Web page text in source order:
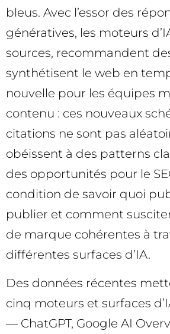
bleus. Avec l’essor des
génératives, les moteurs
sources, recommandent
synthétisent le web en
nouvelle pour les équipes
contenu : ces nouveaux
citations ne sont pas
obéissent à des patterns
des opportunités pour le
condition de savoir quoi
publier et comment
de marque cohérentes à
différentes surfaces d’IA.
Des données récentes
cinq moteurs et surfaces
— ChatGPT, Google AI